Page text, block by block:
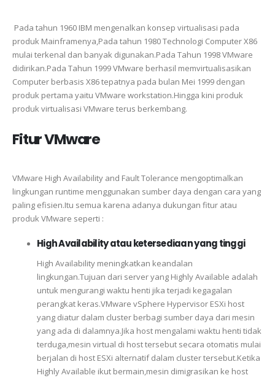
Pada tahun 1960 IBM mengenalkan konsep virtualisasi pada
produk Mainframenya,Pada tahun 1980 Technologi Computer X86
mulai terkenal dan banyak digunakan.Pada Tahun 1998 VMware
didirikan.Pada Tahun 1999 VMware berhasil memvirtualisasikan
Computer berbasis X86 tepatnya pada bulan Mei 1999 dengan
produk pertama yaitu VMware workstation.Hingga kini produk
produk virtualisasi VMware terus berkembang.
FiturVMware
VMware High Availability and Fault Tolerance mengoptimalkan
lingkungan runtime menggunakan sumber daya dengan cara yang
paling efisien.Itu semua karena adanya dukungan fitur atau
produk VMware seperti :
High Availability atau ketersediaan yang tinggi
High Availability meningkatkan keandalan
lingkungan.Tujuan dari server yang Highly Available adalah
untuk mengurangi waktu henti jika terjadi kegagalan
perangkat keras.VMware vSphere Hypervisor ESXi host
yang diatur dalam cluster berbagi sumber daya dari mesin
yang ada di dalamnya.Jika host mengalami waktu henti tidak
terduga,mesin virtual di host tersebut secara otomatis mulai
berjalan di host ESXi alternatif dalam cluster tersebut.Ketika
Highly Available ikut bermain,mesin dimigrasikan ke host